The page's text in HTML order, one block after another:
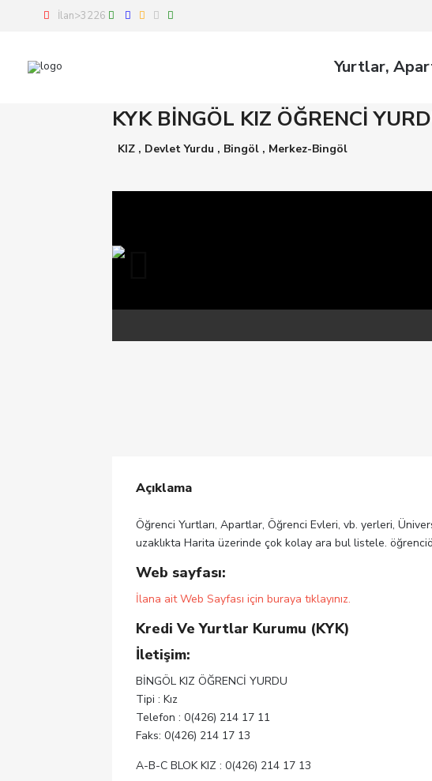
İlan>3226
Yurtlar,
KYK BİNGÖL KIZ ÖĞRENCİ
KIZ , Devlet Yurdu , Bingöl , Merkez-Bingöl
Açıklama
Öğrenci Yurtları, Apartlar, Öğrenci Evleri, vb. yerleri,
uzaklıkta Harita üzerinde çok kolay ara bul listele.
Web sayfası:
İlana ait Web Sayfası için buraya tıklayınız.
Kredi Ve Yurtlar Kurumu (KYK)
İletişim:
BİNGÖL KIZ ÖĞRENCİ YURDU
Tipi : Kız
Telefon : 0(426) 214 17 11
Faks: 0(426) 214 17 13
A-B-C BLOK KIZ : 0(426) 214 17 13